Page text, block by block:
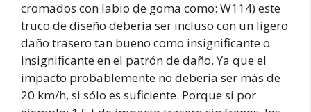
cromados con labio de goma como: W114) este
truco de diseño debería ser incluso con un ligero
daño trasero tan bueno como insignificante o
insignificante en el patrón de daño. Ya que el
impacto probablemente no debería ser más de
20 km/h, si sólo es suficiente. Porque si por